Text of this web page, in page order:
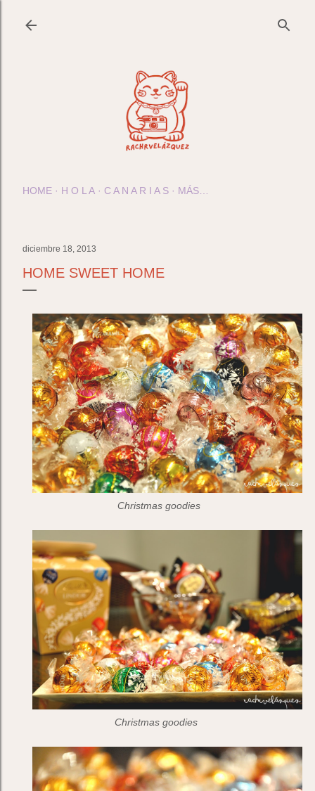
HOME H O L A C A N A R I A S MÁS…
diciembre 18, 2013
HOME SWEET HOME
Christmas goodies
Christmas goodies